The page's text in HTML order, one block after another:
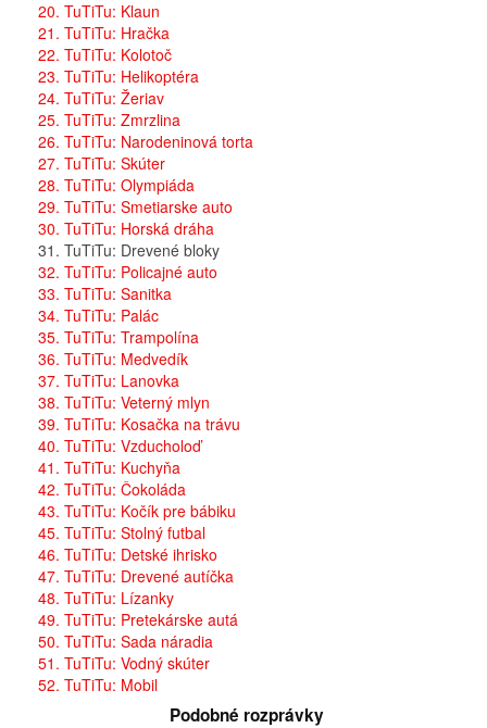
20. TuTiTu: Klaun
21. TuTiTu: Hračka
22. TuTiTu: Kolotoč
23. TuTiTu: Helikoptéra
24. TuTiTu: Žeriav
25. TuTiTu: Zmrzlina
26. TuTiTu: Narodeninová torta
27. TuTiTu: Skúter
28. TuTiTu: Olympiáda
29. TuTiTu: Smetiarske auto
30. TuTiTu: Horská dráha
31. TuTiTu: Drevené bloky
32. TuTiTu: Policajné auto
33. TuTiTu: Sanitka
34. TuTiTu: Palác
35. TuTiTu: Trampolína
36. TuTiTu: Medvedík
37. TuTiTu: Lanovka
38. TuTiTu: Veterný mlyn
39. TuTiTu: Kosačka na trávu
40. TuTiTu: Vzducholoď
41. TuTiTu: Kuchyňa
42. TuTiTu: Čokoláda
43. TuTiTu: Kočík pre bábiku
45. TuTiTu: Stolný futbal
46. TuTiTu: Detské ihrisko
47. TuTiTu: Drevené autíčka
48. TuTiTu: Lízanky
49. TuTiTu: Pretekárske autá
50. TuTiTu: Sada náradia
51. TuTiTu: Vodný skúter
52. TuTiTu: Mobil
Podobné rozprávky